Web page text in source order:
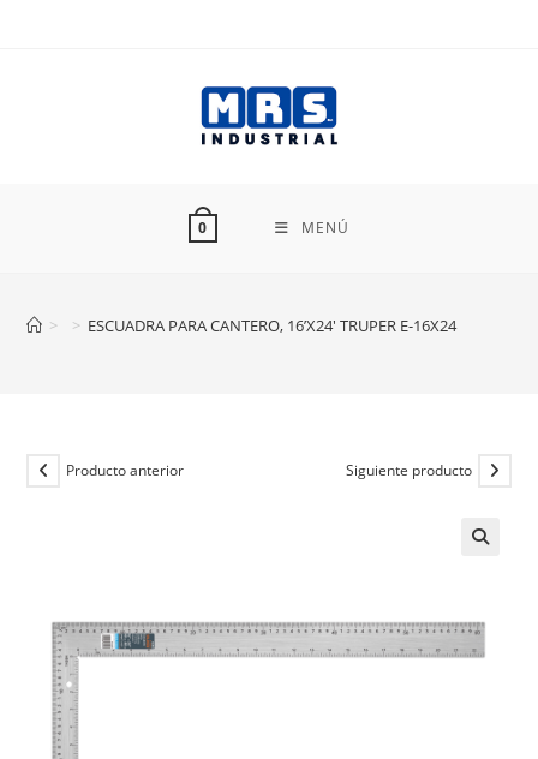
0 MENÚ
> > ESCUADRA PARA CANTERO, 16’X24′ TRUPER E-16X24
Producto anterior Siguiente producto